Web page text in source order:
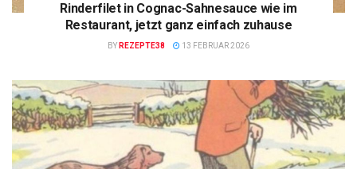
Rinderfilet in Cognac-Sahnesauce wie im
Restaurant, jetzt ganz einfach zuhause
BY REZEPTE38 13 FEBRUAR 2026